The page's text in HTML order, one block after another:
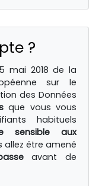
?
mai 2018 de la
sur le
des Données
que vous vous
habituels
sensible aux
allez être amené
avant de